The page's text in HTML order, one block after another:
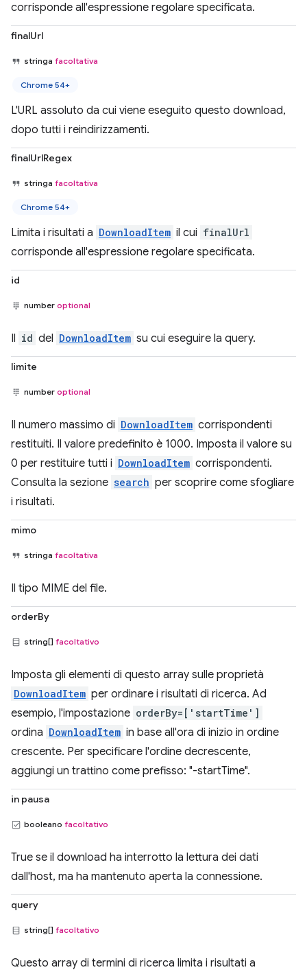
corrisponde all'espressione regolare specificata.
finalUrl
stringa facoltativa
Chrome 54+
L'URL assoluto da cui viene eseguito questo download,
dopo tutti i reindirizzamenti.
finalUrlRegex
stringa facoltativa
Chrome 54+
Limita i risultati a DownloadItem il cui finalUrl
corrisponde all'espressione regolare specificata.
id
number optional
Il id del DownloadItem su cui eseguire la query.
limite
number optional
Il numero massimo di DownloadItem corrispondenti
restituiti. Il valore predefinito è 1000. Imposta il valore su
0 per restituire tutti i DownloadItem corrispondenti.
Consulta la sezione search per scoprire come sfogliare
i risultati.
mimo
stringa facoltativa
Il tipo MIME del file.
orderBy
string[] facoltativo
Imposta gli elementi di questo array sulle proprietà
DownloadItem per ordinare i risultati di ricerca. Ad
esempio, l'impostazione orderBy=['startTime']
ordina DownloadItem in base all'ora di inizio in ordine
crescente. Per specificare l'ordine decrescente,
aggiungi un trattino come prefisso: "-startTime".
in pausa
booleano facoltativo
True se il download ha interrotto la lettura dei dati
dall'host, ma ha mantenuto aperta la connessione.
query
string[] facoltativo
Questo array di termini di ricerca limita i risultati a